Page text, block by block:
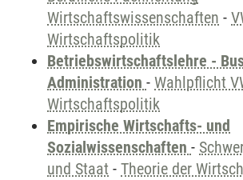
Wirtschaftswissenschaften -
Wirtschaftspolitik
Betriebswirtschaftslehre -
Administration - Wahlpflicht
Wirtschaftspolitik
Empirische Wirtschafts- und
Sozialwissenschaften -
und Staat - Theorie der